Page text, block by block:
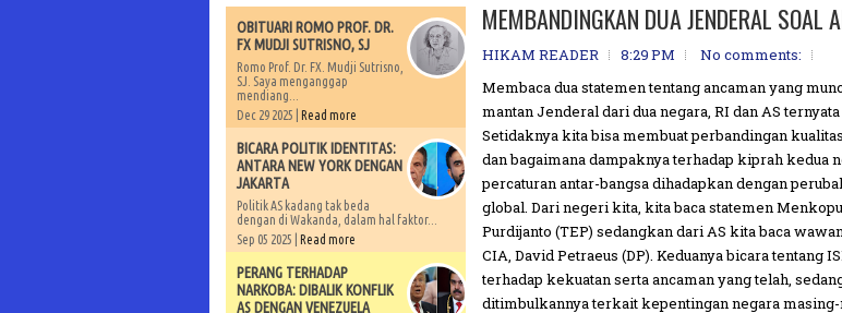
MEMBANDINGKAN DUA JENDERAL SOAL
HIKAM READER 8:29 PM
No comments:
Membaca dua statemen tentang ancaman yang
mantan Jenderal dari dua negara, RI dan AS
Setidaknya kita bisa membuat perbandingan
dan bagaimana dampaknya terhadap kiprah kedua
percaturan antar-bangsa dihadapkan dengan
global. Dari negeri kita, kita baca statemen
Purdijanto (TEP) sedangkan dari AS kita baca
CIA, David Petraeus (DP). Keduanya bicara tentang
terhadap kekuatan serta ancaman yang telah,
ditimbulkannya terkait kepentingan negara
OBITUARI ROMO PROF. DR.
FX MUDJI SUTRISNO, SJ
Romo Prof. Dr. FX. Mudji Sutrisno,
SJ. Saya menganggap
mendiang...
Dec 29 2025 | Read more
BICARA POLITIK IDENTITAS:
ANTARA NEW YORK DENGAN
JAKARTA
Politik AS kadang tak beda
dengan di Wakanda, dalam hal faktor...
Sep 05 2025 | Read more
PERANG TERHADAP
NARKOBA: DIBALIK KONFLIK
AS DENGAN VENEZUELA